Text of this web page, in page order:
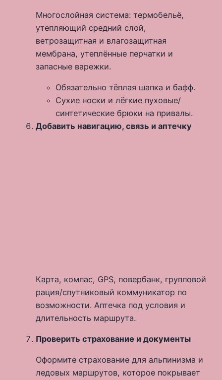
Многослойная система: термобельё,
утепляющий средний слой,
ветрозащитная и влагозащитная
мембрана, утеплённые перчатки и
запасные варежки.
Обязательно тёплая шапка и бафф.
Сухие носки и лёгкие пуховые/
синтетические брюки на привалы.
Добавить навигацию, связь и аптечку
Карта, компас, GPS, повербанк, групповой
рация/спутниковый коммуникатор по
возможности. Аптечка под условия и
длительность маршрута.
Проверить страхование и документы
Оформите страхование для альпинизма и
ледовых маршрутов, которое покрывает